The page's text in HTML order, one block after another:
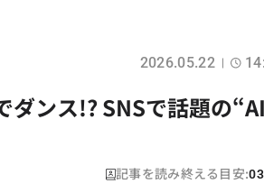
2026.05.22
ダンス!? SNSで話題の
記事を読み終える目安: